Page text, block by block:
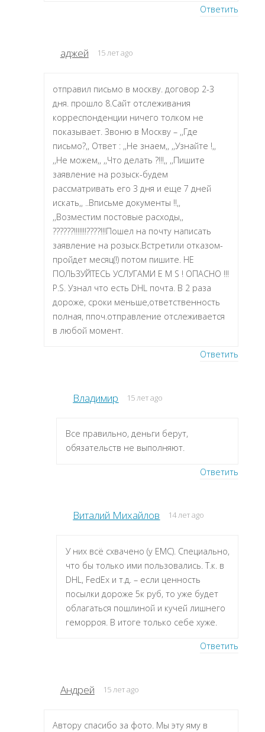
Ответить
аджей 15 лет ago
отправил письмо в москву. договор 2-3
дня. прошло 8.Сайт отслеживания
корреспонденции ничего толком не
показывает. Звоню в Москву – ,,Где
письмо?,, Ответ : ,,Не знаем,, ,,Узнайте !,,
,,Не можем,, ,,Что делать ?!!!,, ,,Пишите
заявление на розыск-будем
рассматривать его 3 дня и еще 7 дней
искать,, ..Вписьме документы !!,,
,,Возместим постовые расходы,,
??????!!!!!!!????!!!Пошел на почту написать
заявление на розыск.Встретили отказом-
пройдет месяц(!) потом пишите. НЕ
ПОЛЬЗУЙТЕСЬ УСЛУГАМИ E M S ! ОПАСНО !!!
P.S. Узнал что есть DHL почта. В 2 раза
дороже, сроки меньше,ответственность
полная, ппоч.отправление отслеживается
в любой момент.
Ответить
Владимир 15 лет ago
Все правильно, деньги берут,
обязательств не выполняют.
Ответить
Виталий Михайлов 14 лет ago
У них всё схвачено (у ЕМС). Специально,
что бы только ими пользовались. Т.к. в
DHL, FedEx и т.д. – если ценность
посылки дороже 5к руб, то уже будет
облагаться пошлиной и кучей лишнего
геморроя. В итоге только себе хуже.
Ответить
Андрей 15 лет ago
Автору спасибо за фото. Мы эту яму в